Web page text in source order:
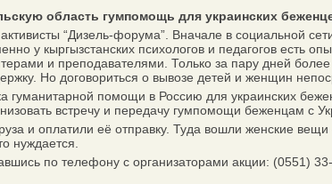
область гумпомощь для украинских
“Дизель-форума”. Вначале в социальной
у кыргызстанских психологов и педагогов есть
и преподавателями. Только за пару дней
Но договориться о вывозе детей и женщин
помощи в Россию для украинских
встречу и передачу гумпомощи беженцам с
и оплатили её отправку. Туда вошли женские
нуждается.
по телефону с организаторами акции: (0551)